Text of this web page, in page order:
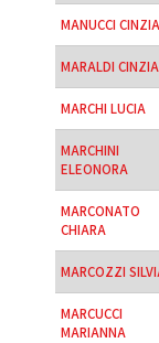
MANUCCI CINZIA
MARALDI CINZIA
MARCHI LUCIA
MARCHINI
ELEONORA
MARCONATO
CHIARA
MARCOZZI
MARCUCCI
MARIANNA